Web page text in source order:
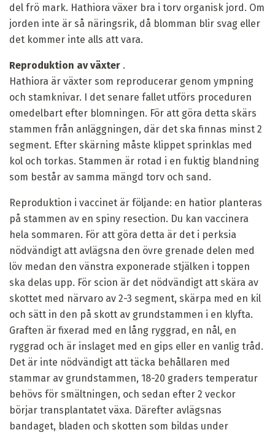
del frö mark. Hathiora växer bra i torv organisk jord. Om
jorden inte är så näringsrik, då blomman blir svag eller
det kommer inte alls att vara.
Reproduktion av växter .
Hathiora är växter som reproducerar genom ympning
och stamknivar. I det senare fallet utförs proceduren
omedelbart efter blomningen. För att göra detta skärs
stammen från anläggningen, där det ska finnas minst 2
segment. Efter skärning måste klippet sprinklas med
kol och torkas. Stammen är rotad i en fuktig blandning
som består av samma mängd torv och sand.
Reproduktion i vaccinet är följande: en hatior planteras
på stammen av en spiny resection. Du kan vaccinera
hela sommaren. För att göra detta är det i perksia
nödvändigt att avlägsna den övre grenade delen med
löv medan den vänstra exponerade stjälken i toppen
ska delas upp. För scion är det nödvändigt att skära av
skottet med närvaro av 2-3 segment, skärpa med en kil
och sätt in den på skott av grundstammen i en klyfta.
Graften är fixerad med en lång ryggrad, en nål, en
ryggrad och är inslaget med en gips eller en vanlig tråd.
Det är inte nödvändigt att täcka behållaren med
stammar av grundstammen, 18-20 graders temperatur
behövs för smältningen, och sedan efter 2 veckor
börjar transplantatet växa. Därefter avlägsnas
bandaget, bladen och skotten som bildas under